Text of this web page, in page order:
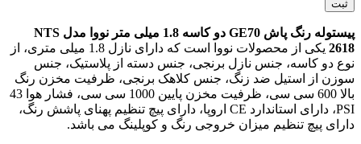
پیستوله رنگ پاش GE70 دو کاسه 1.8 میلی متر نووا مدل NTS
2618
یکی از محصولات نووا است که دارای نازل 1.8 میلی متری، از
نوع دو کاسه، جنس نازل برنجی، جنس دسته از پلاستیک، جنس
سوزن از استیل ضد زنگ، جنس کلاهک برنجی، ظرفیت مخزن رنگ
بالا 600 سی سی، ظرفیت مخزن پایین 1000 سی سی، فشار هوا 43
PSI، دارای استاندارد CE اروپا، دارای پیچ تنظیم پهنای پاشش رنگ،
دارای پیچ تنظیم میزان خروجی رنگ و کوپلینگ می باشد.